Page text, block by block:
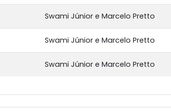
Swami Júnior e Marcelo Pretto
Swami Júnior e Marcelo Pretto
Swami Júnior e Marcelo Pretto